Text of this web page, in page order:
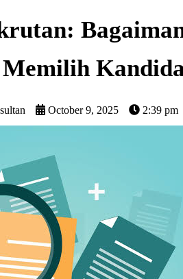
October 9, 2025 2:39 pm